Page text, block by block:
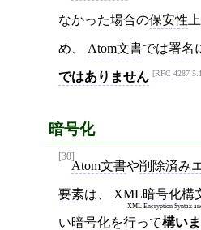
なかった場合の保安性
め、 Atom文書では署名
ではありません RFC 4287
暗号化
[30]
Atom文書や削除済み
要素は、 XML暗号化構
XML Encryption Syntax
い暗号化を行って構い